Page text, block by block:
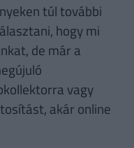
túl további
hogy mi
de már a
vagy
akár online